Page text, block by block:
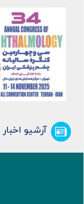
آرشیو اخبار